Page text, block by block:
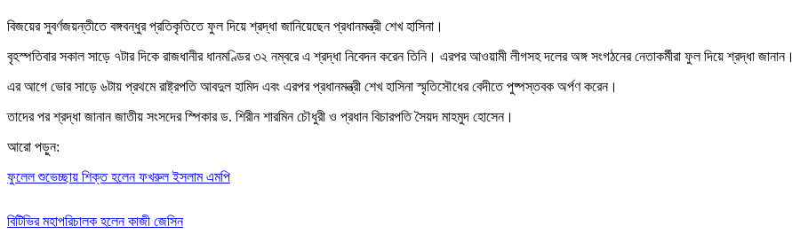
বিজয়ের সুবর্ণজয়ন্তীতে বঙ্গবন্ধুর প্রতিকৃতিতে ফুল দিয়ে শ্রদ্ধা জানিয়েছেন প্রধানমন্ত্রী শেখ হাসিনা।
বৃহস্পতিবার সকাল সাড়ে ৭টার দিকে রাজধানীর ধানমণ্ডির ৩২ নম্বরে এ শ্রদ্ধা নিবেদন করেন তিনি। এরপর আওয়ামী লীগসহ দলের অঙ্গ সংগঠনের নেতাকর্মীরা ফুল দিয়ে শ্রদ্ধা জানান।
এর আগে ভোর সাড়ে ৬টায় প্রথমে রাষ্ট্রপতি আবদুল হামিদ এবং এরপর প্রধানমন্ত্রী শেখ হাসিনা স্মৃতিসৌধের বেদীতে পুষ্পস্তবক অর্পণ করেন।
তাদের পর শ্রদ্ধা জানান জাতীয় সংসদের স্পিকার ড. শিরীন শারমিন চৌধুরী ও প্রধান বিচারপতি সৈয়দ মাহমুদ হোসেন।
আরো পড়ুন:
ফুলেল শুভেচ্ছায় শিক্ত হলেন ফখরুল ইসলাম এমপি
বিটিভির মহাপরিচালক হলেন কাজী জেসিন